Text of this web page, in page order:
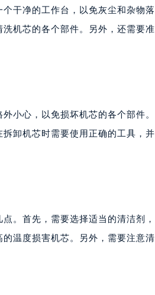
干净的工作台，以免灰尘和杂物落
机芯的各个部件。另外，还需要准
小心，以免损坏机芯的各个部件。
卸机芯时需要使用正确的工具，并
。首先，需要选择适当的清洁剂，
温度损害机芯。另外，需要注意清